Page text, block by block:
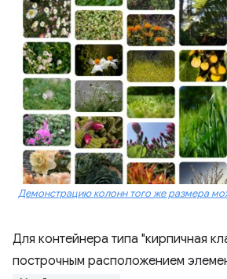
Демонстрацию колонн того же размера
Для контейнера типа "кирпичная
построчным расположением